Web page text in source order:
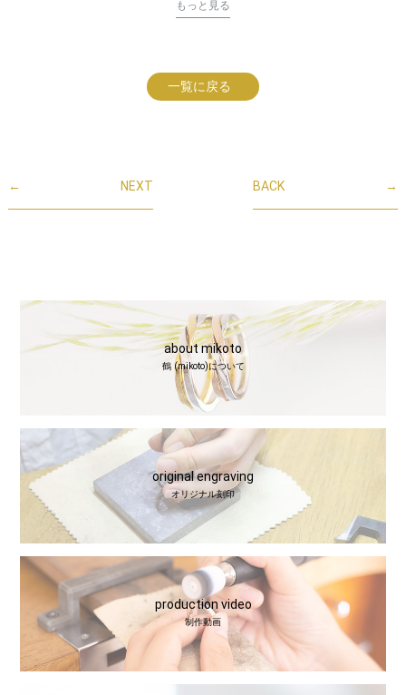
もっと見る
一覧に戻る
← NEXT →
BACK
about mikoto
鶴 (mikoto)について
original engraving
オリジナル刻印
production video
制作動画